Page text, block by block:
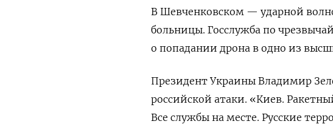
В Шевченковском — ударной
больницы. Госслужба по
о попадании дрона в одно из
Президент Украины Владимир
российской атаки. «Киев.
Все службы на месте. Русские